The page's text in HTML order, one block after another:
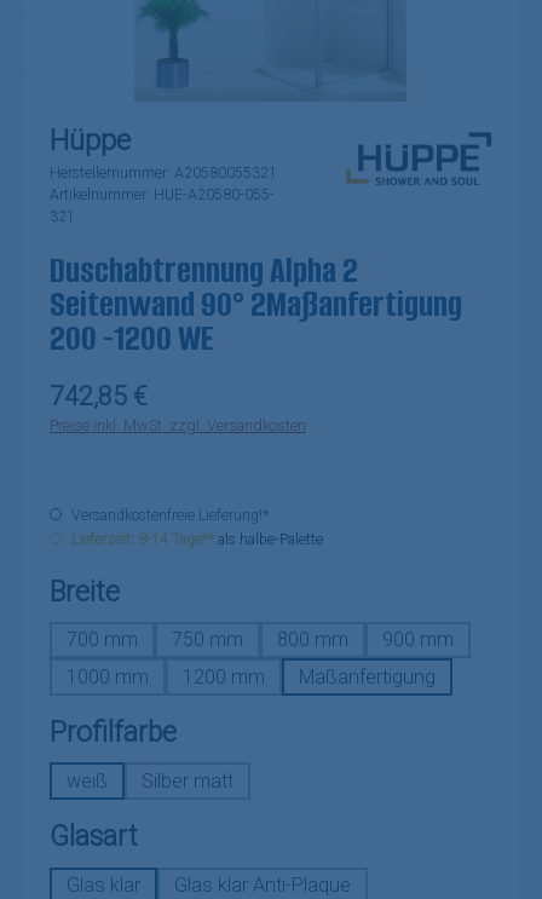
Hüppe
Herstellernummer: A20580055321
Artikelnummer: HUE-A20580-055-
321
Duschabtrennung Alpha 2
Seitenwand 90° 2Maßanfertigung
200 -1200 WE
Regulärer Preis:
742,85 €
Preise inkl. MwSt. zzgl. Versandkosten
Versandkostenfreie Lieferung!*
Lieferzeit: 8-14 Tage** als halbe-Palette
Breiteauswählen
700 mm 750 mm 800 mm
900 mm
1000 mm
1200 mm Maßanfertigung
Profilfarbeauswählen
weiß Silber matt
Glasartauswählen
Glas klar Glas klar Anti-Plaque